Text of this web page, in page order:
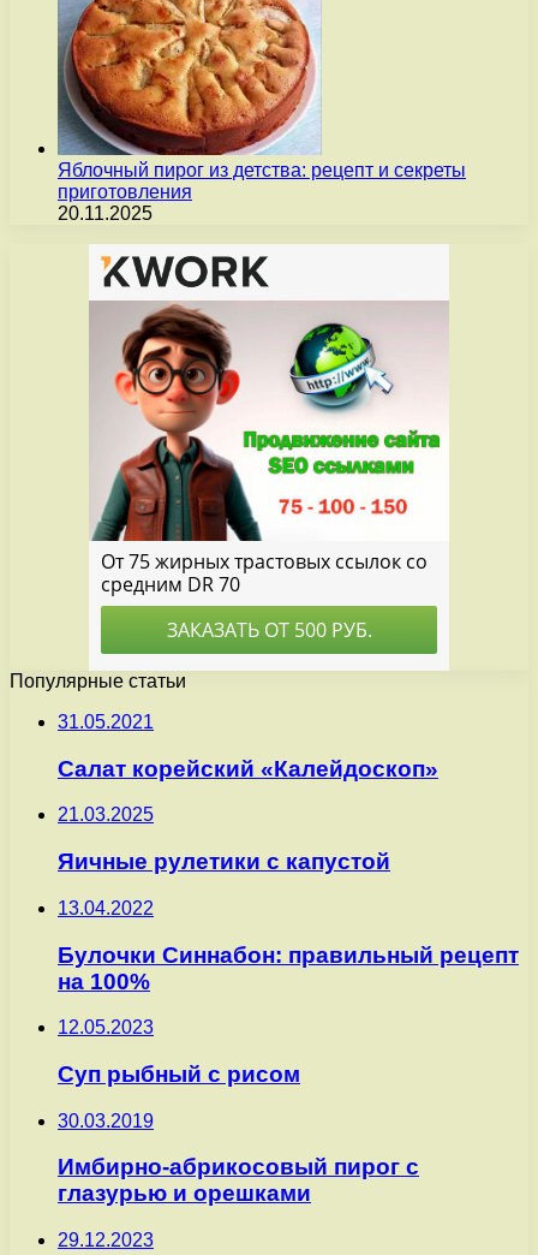
Яблочный пирог из детства: рецепт и секреты
приготовления
20.11.2025
Популярные статьи
31.05.2021
Салат корейский «Калейдоскоп»
21.03.2025
Яичные рулетики с капустой
13.04.2022
Булочки Синнабон: правильный рецепт
на 100%
12.05.2023
Суп рыбный с рисом
30.03.2019
Имбирно-абрикосовый пирог с
глазурью и орешками
29.12.2023